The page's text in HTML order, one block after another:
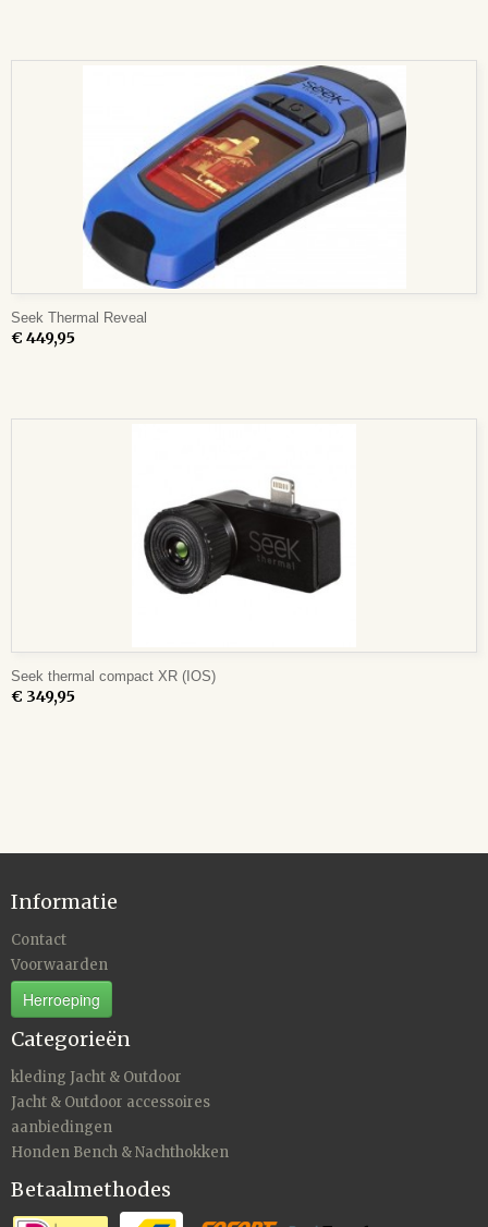
Seek Thermal Reveal
€ 449,95
Seek thermal compact XR (IOS)
€ 349,95
Informatie
Contact
Voorwaarden
Herroeping
Categorieën
kleding Jacht & Outdoor
Jacht & Outdoor accessoires
aanbiedingen
Honden Bench & Nachthokken
Betaalmethodes